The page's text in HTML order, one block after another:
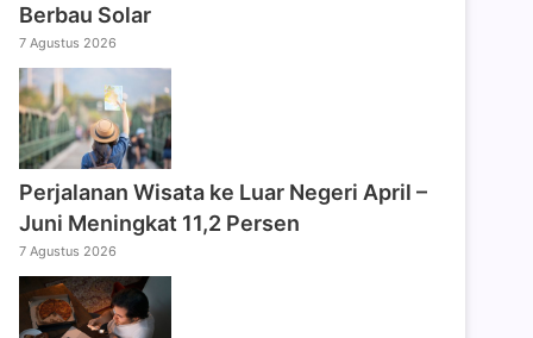
Berbau Solar
7 Agustus 2026
Perjalanan Wisata ke Luar Negeri April –
Juni Meningkat 11,2 Persen
7 Agustus 2026